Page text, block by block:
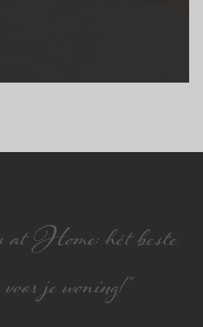
Home: hét beste
je woning!”